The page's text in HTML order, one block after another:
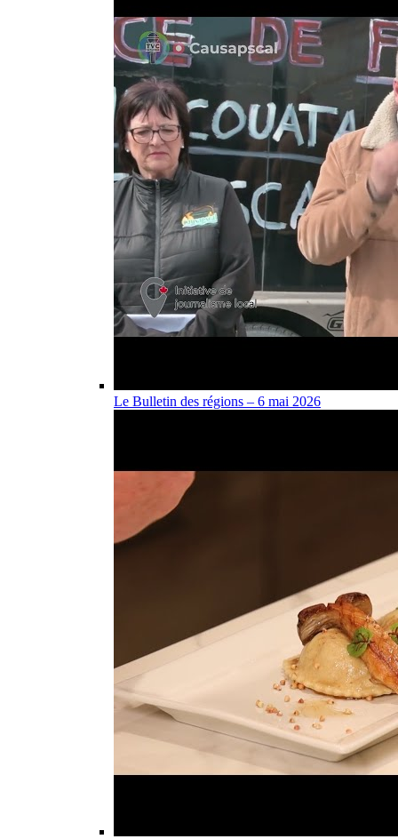
Le Bulletin des régions – 6 mai 2026